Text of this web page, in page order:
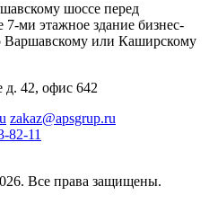
шоссе перед
ми этажное здание бизнес-
Варшавскому или Каширскому
д. 42, офис 642
zakaz@apsgrup.ru
82-11
Все права защищены.